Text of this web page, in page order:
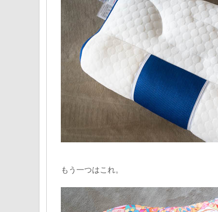
もう一つはこれ。